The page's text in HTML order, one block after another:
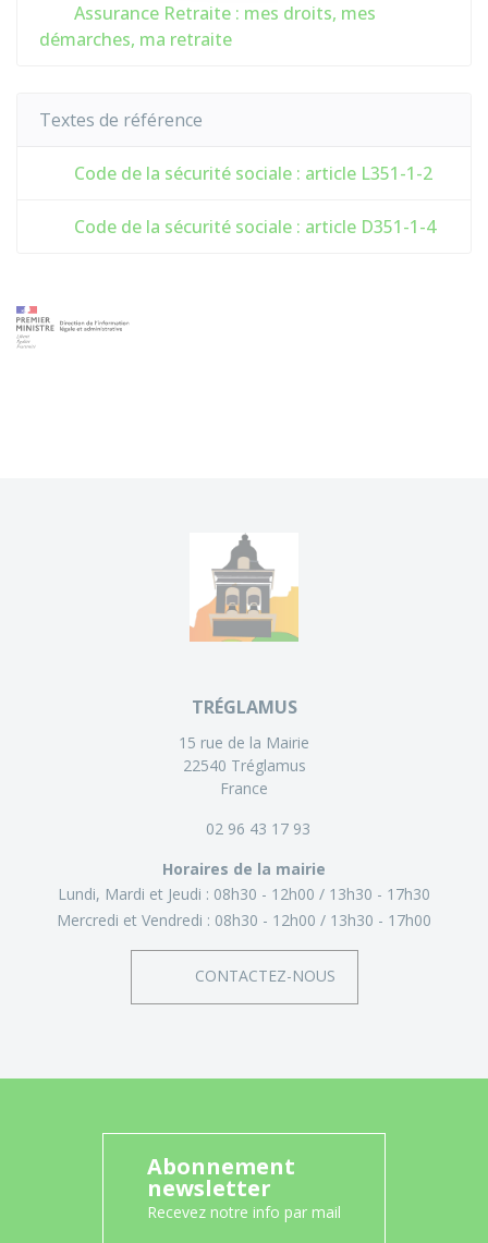
Assurance Retraite : mes droits, mes
démarches, ma retraite
Textes de référence
Code de la sécurité sociale : article L351-1-2
Code de la sécurité sociale : article D351-1-4
TRÉGLAMUS
15 rue de la Mairie
22540 Tréglamus
France
02 96 43 17 93
Horaires de la mairie
Lundi, Mardi et Jeudi : 08h30 - 12h00
13h30 - 17h30
Mercredi et Vendredi : 08h30 - 12h00 13h30 - 17h00
CONTACTEZ-NOUS
Abonnement
newsletter
Recevez notre info par mail